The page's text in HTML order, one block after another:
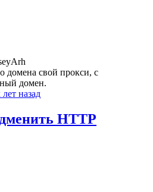
домена свой прокси, с
домен.
лет назад
HTTP